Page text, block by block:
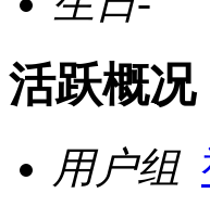
活跃概况
用户组